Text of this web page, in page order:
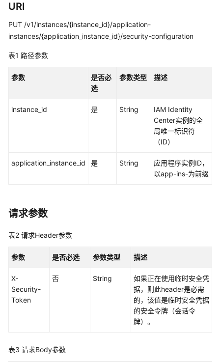
调
用
管
访
属
配
权
账
URI
PUT /v1/instances/{instance_id}/application-
instances/{application_instance_id}/security-configuration
表1 路径参数
参数
是否必
选
参数类型 描述
instance_id 是 String
IAM Identity
Center实例的全
局唯一标识符
（ID）
application_instance_id 是 String
应用程序实例ID，
以app-ins-为前缀
请求参数
表2 请求Header参数
参数 是否必选 参数类型 描述
X-
Security-
Token
否 String
如果正在使用临时安全凭
据，则此header是必需
的，该值是临时安全凭据
的安全令牌（会话令
牌）。
表3 请求Body参数